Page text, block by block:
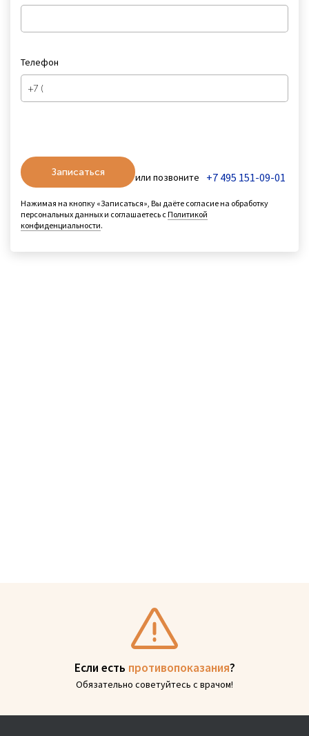
Телефон
Записаться или позвоните +7 495 151-09-01
Нажимая на кнопку «Записаться», Вы даёте согласие на обработку
персональных данных и соглашаетесь сПолитикой
конфиденциальности.
Если есть противопоказания?
Обязательно советуйтесь с врачом!